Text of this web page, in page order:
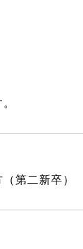
第二新卒）